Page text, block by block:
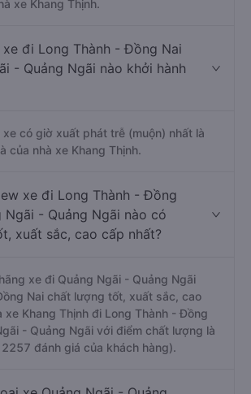
xe Khang Thịnh.
xe đi Long Thành - Đồng Nai
- Quảng Ngãi nào khởi hành
xe có giờ xuất phát trễ (muộn) nhất là
của nhà xe Khang Thịnh.
xe đi Long Thành - Đồng
Ngãi - Quảng Ngãi nào có
xuất sắc, cao cấp nhất?
xe đi Quảng Ngãi - Quảng Ngãi
Nai chất lượng tốt, xuất sắc, cao
xe Khang Thịnh đi Long Thành - Đồng
- Quảng Ngãi với điểm chất lượng là
đánh giá của khách hàng).